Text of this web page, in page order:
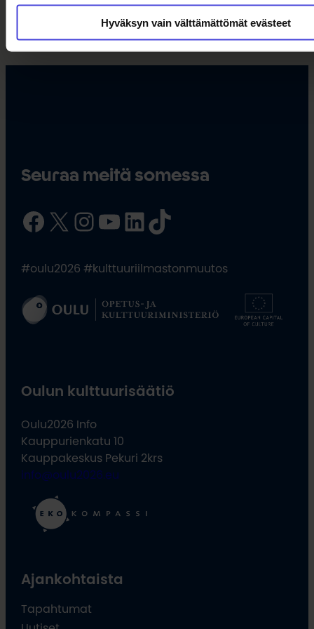
Hyväksyn vain välttämättömät evästeet
Seuraa meitä somessa
Facebook X InstagramYouTube LinkedIn TikTok
#oulu2026 #kulttuuriilmastonmuutos
Oulun kulttuurisäätiö
Oulu2026 Info
Kauppurienkatu 10
Kauppakeskus Pekuri 2krs
info@oulu2026.eu
Ajankohtaista
Tapahtumat